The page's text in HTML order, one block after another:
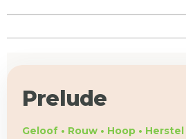
Prelude
Geloof • Rouw • Hoop • Herstel